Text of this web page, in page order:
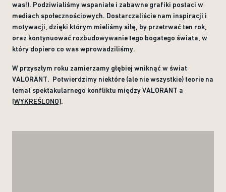
was!). Podziwialiśmy wspaniałe i zabawne grafiki postaci w
mediach społecznościowych. Dostarczaliście nam inspiracji i
motywacji, dzięki którym mieliśmy siłę, by przetrwać ten rok,
oraz kontynuować rozbudowywanie tego bogatego świata, w
który dopiero co was wprowadziliśmy.
W przyszłym roku zamierzamy głębiej wniknąć w świat
VALORANT. Potwierdzimy niektóre (ale nie wszystkie) teorie na
temat spektakularnego konfliktu między VALORANT a
[WYKREŚLONO].